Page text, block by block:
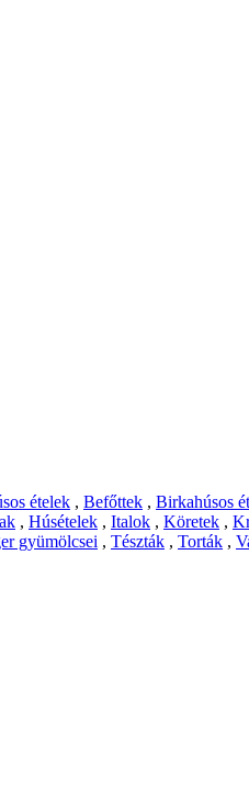
ételek , Befőttek , Birkahúsos
, Húsételek , Italok , Köretek ,
gyümölcsei , Tészták , Torták ,